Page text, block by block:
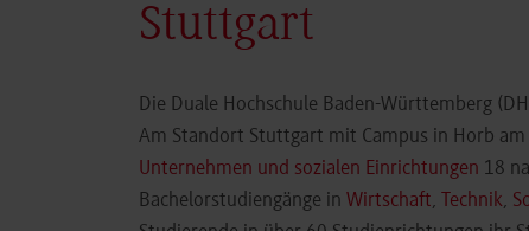
Stuttgart
Die Duale Hochschule Baden-Württemberg
Am Standort Stuttgart mit Campus in Horb
Unternehmen und sozialen Einrichtungen 18
Bachelorstudiengänge in Wirtschaft, Technik,